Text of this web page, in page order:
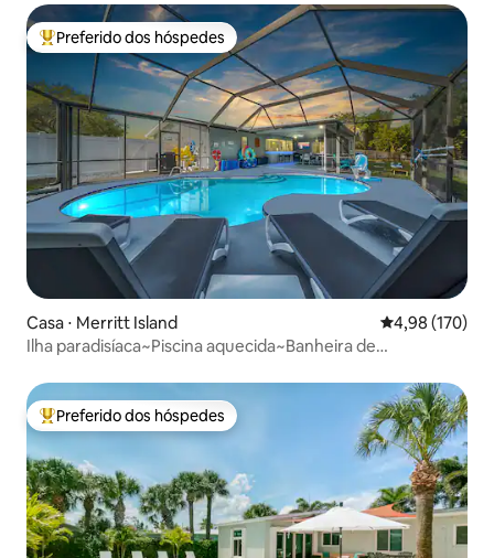
Entre os melhores preferidos dos hóspedes
Preferido dos hóspedes
Casa ⋅ Merritt Island 4,98 de uma
4,98 (170)
Ilha paradisíaca~Piscina aquecida~Banheira de
Entre os melhores preferidos dos hóspedes
Preferido dos hóspedes